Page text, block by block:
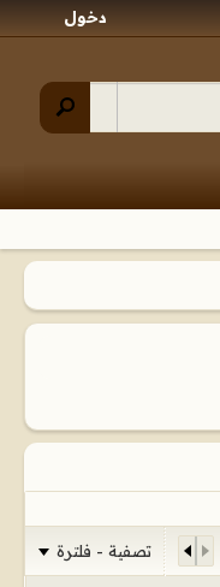
دخول
تصفية - فلترة